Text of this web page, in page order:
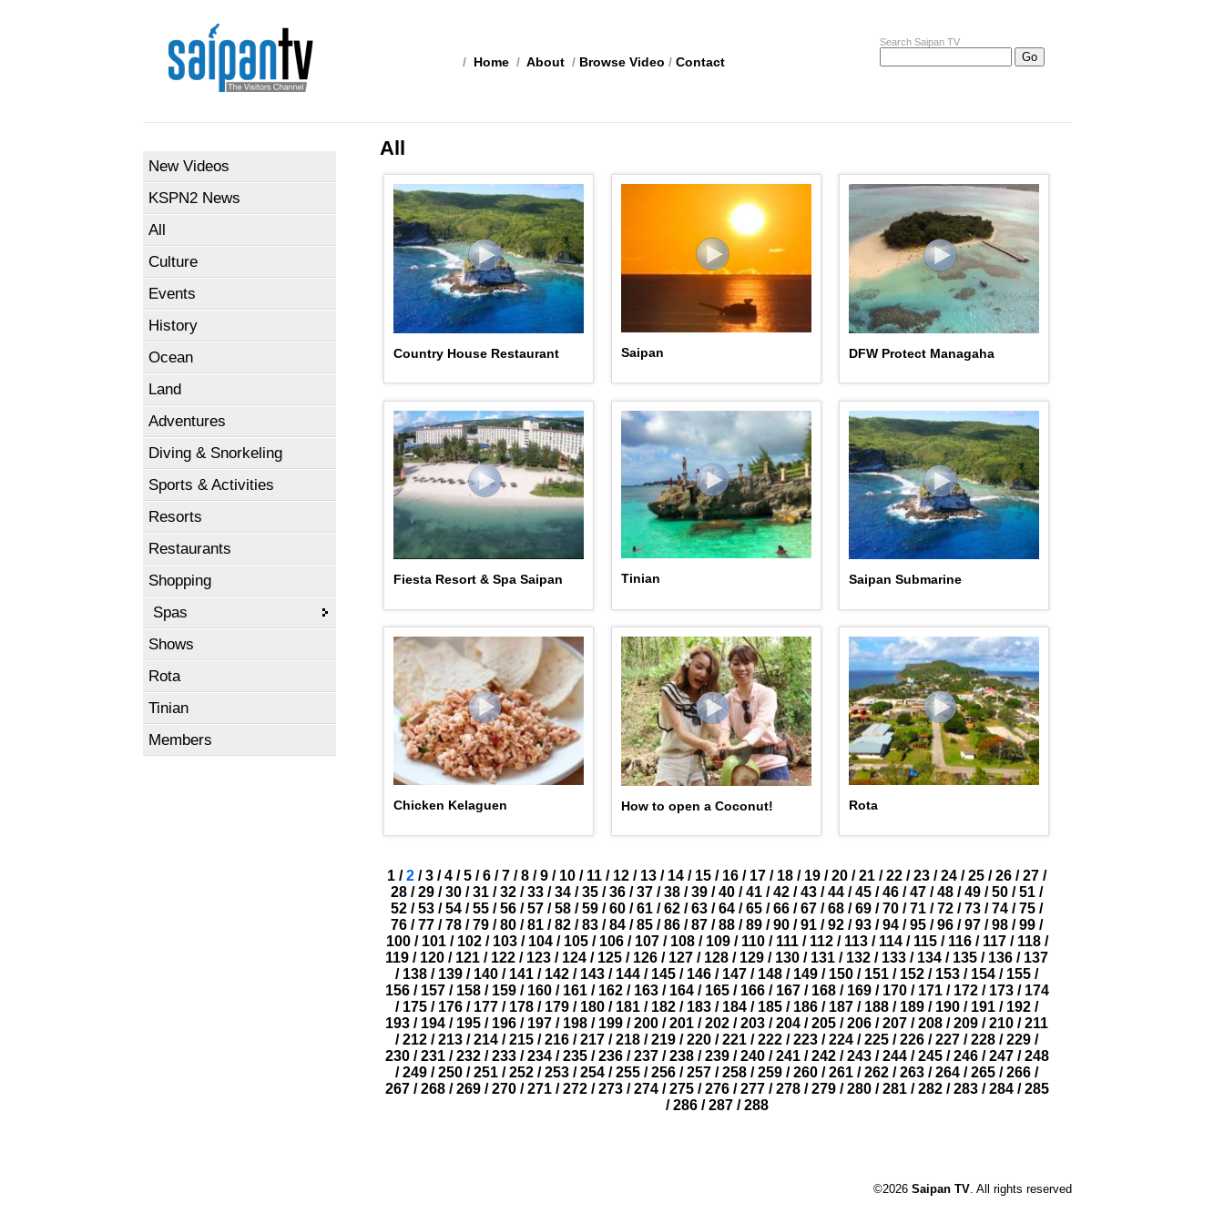
Search Saipan TV
/ Home / About / Browse Video / Contact
New Videos
KSPN2 News
All
Culture
Events
History
Ocean
Land
Adventures
Diving & Snorkeling
Sports & Activities
Resorts
Restaurants
Shopping
Spas
Shows
Rota
Tinian
Members
All
Country House Restaurant Saipan DFW Protect Managaha
Fiesta Resort & Spa Saipan Tinian Saipan Submarine
Chicken Kelaguen How to open a Coconut! Rota
1 / 2 / 3 / 4 / 5 / 6 / 7 / 8 / 9 / 10 / 11 / 12 / 13 / 14 / 15 / 16 / 17 / 18 / 19 / 20 / 21 / 22 / 23 / 24 / 25 / 26 / 27 /
28 / 29 / 30 / 31 / 32 / 33 / 34 / 35 / 36 / 37 / 38 / 39 / 40 / 41 / 42 / 43 / 44 / 45 / 46 / 47 / 48 / 49 / 50 / 51 /
52 / 53 / 54 / 55 / 56 / 57 / 58 / 59 / 60 / 61 / 62 / 63 / 64 / 65 / 66 / 67 / 68 / 69 / 70 / 71 / 72 / 73 / 74 / 75 /
76 / 77 / 78 / 79 / 80 / 81 / 82 / 83 / 84 / 85 / 86 / 87 / 88 / 89 / 90 / 91 / 92 / 93 / 94 / 95 / 96 / 97 / 98 / 99 /
100/ 101/ 102/ 103/ 104/ 105/ 106/ 107/ 108/ 109/ 110/ 111/ 112/ 113/ 114/ 115/ 116/ 117/ 118/
119 / 120 / 121 / 122 / 123 / 124 / 125 / 126 / 127 / 128 / 129 / 130 / 131 / 132 / 133 / 134 / 135 / 136 / 137
/ 138 / 139 / 140 / 141 / 142 / 143 / 144 / 145 / 146 / 147 / 148 / 149 / 150 / 151 / 152 / 153 / 154 / 155 /
156/ 157/ 158/ 159/ 160/ 161/ 162/ 163/ 164/ 165/ 166/ 167/ 168/ 169/ 170/ 171/ 172/ 173/ 174
/ 175 / 176 / 177 / 178 / 179 / 180 / 181 / 182 / 183 / 184 / 185 / 186 / 187 / 188 / 189 / 190 / 191 / 192 /
193 / 194 / 195 / 196 / 197 / 198 / 199 / 200 / 201 / 202 / 203 / 204 / 205 / 206 / 207 / 208 / 209 / 210 / 211
/ 212 / 213 / 214 / 215 / 216 / 217 / 218 / 219 / 220 / 221 / 222 / 223 / 224 / 225 / 226 / 227 / 228 / 229 /
230/ 231/ 232/ 233/ 234/ 235/ 236/ 237/ 238/ 239/ 240/ 241/ 242/ 243/ 244/ 245/ 246/ 247/ 248
/ 249 / 250 / 251 / 252 / 253 / 254 / 255 / 256 / 257 / 258 / 259 / 260 / 261 / 262 / 263 / 264 / 265 / 266 /
267/ 268/ 269/ 270/ 271/ 272/ 273/ 274/ 275/ 276/ 277/ 278/ 279/ 280/ 281/ 282/ 283/ 284/ 285
/ 286/ 287/ 288
©2026 Saipan TV. All rights reserved